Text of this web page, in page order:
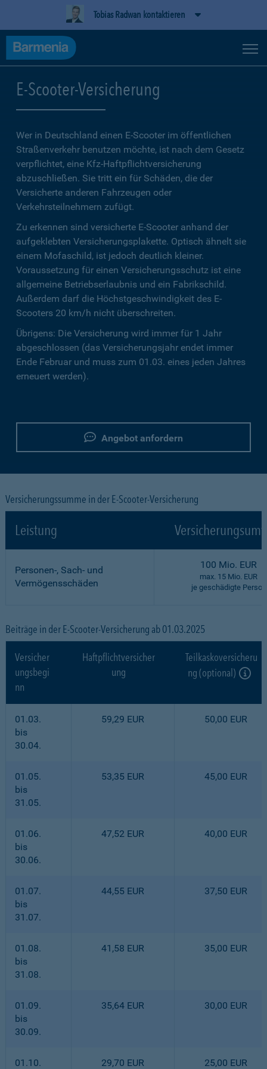
Tobias Radwan kontaktieren
E-Scooter-Versicherung
Wer in Deutschland einen E-Scooter im öffentlichen
Straßenverkehr benutzen möchte, ist nach dem Gesetz
verpflichtet, eine Kfz-Haftpflichtversicherung
abzuschließen. Sie tritt ein für Schäden, die der
Versicherte anderen Fahrzeugen oder
Verkehrsteilnehmern zufügt.
Zu erkennen sind versicherte E-Scooter anhand der
aufgeklebten Versicherungsplakette. Optisch ähnelt sie
einem Mofaschild, ist jedoch deutlich kleiner.
Voraussetzung für einen Versicherungsschutz ist eine
allgemeine Betriebserlaubnis und ein Fabrikschild.
Außerdem darf die Höchstgeschwindigkeit des E-
Scooters 20 km/h nicht überschreiten.
Übrigens: Die Versicherung wird immer für 1 Jahr
abgeschlossen (das Versicherungsjahr endet immer
Ende Februar und muss zum 01.03. eines jeden Jahres
erneuert werden).
Angebot anfordern
Versicherungssumme in der E-Scooter-Versicherung
Leistung
Personen-, Sach- und
Vermögensschäden
100 Mio. EUR
max. 15 Mio. EUR
je geschädigte Person
Beiträge in der E-Scooter-Versicherung ab 01.03.2025
Versicher
ungsbegi
nn
Haftpflichtversicher
ung
Teilkaskoversicheru
ng (optional)
01.03.
bis
30.04.
59,29 EUR 50,00 EUR
01.05.
bis
31.05.
53,35 EUR 45,00 EUR
01.06.
bis
30.06.
47,52 EUR 40,00 EUR
01.07.
bis
31.07.
44,55 EUR 37,50 EUR
01.08.
bis
31.08.
41,58 EUR 35,00 EUR
01.09.
bis
30.09.
35,64 EUR 30,00 EUR
01.10. 29,70 EUR 25,00 EUR